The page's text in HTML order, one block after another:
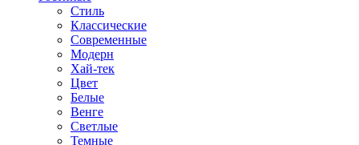
Стиль
Классические
Современные
Модерн
Хай-тек
Цвет
Белые
Венге
Светлые
Темные